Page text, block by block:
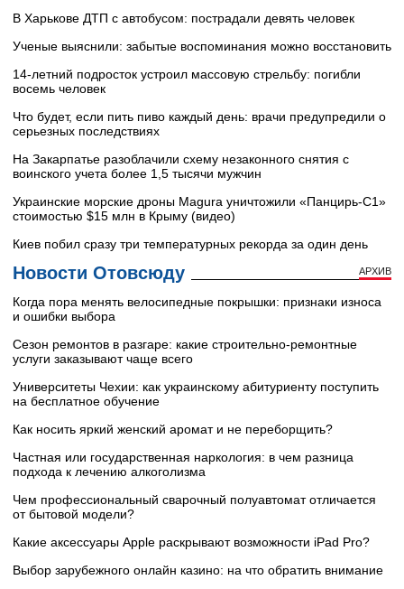
В Харькове ДТП с автобусом: пострадали девять человек
Ученые выяснили: забытые воспоминания можно восстановить
14-летний подросток устроил массовую стрельбу: погибли
восемь человек
Что будет, если пить пиво каждый день: врачи предупредили о
серьезных последствиях
На Закарпатье разоблачили схему незаконного снятия с
воинского учета более 1,5 тысячи мужчин
Украинские морские дроны Magura уничтожили «Панцирь-С1»
стоимостью $15 млн в Крыму (видео)
Киев побил сразу три температурных рекорда за один день
Новости Отовсюду АРХИВ
Когда пора менять велосипедные покрышки: признаки износа
и ошибки выбора
Сезон ремонтов в разгаре: какие строительно-ремонтные
услуги заказывают чаще всего
Университеты Чехии: как украинскому абитуриенту поступить
на бесплатное обучение
Как носить яркий женский аромат и не переборщить?
Частная или государственная наркология: в чем разница
подхода к лечению алкоголизма
Чем профессиональный сварочный полуавтомат отличается
от бытовой модели?
Какие аксессуары Apple раскрывают возможности iPad Pro?
Выбор зарубежного онлайн казино: на что обратить внимание